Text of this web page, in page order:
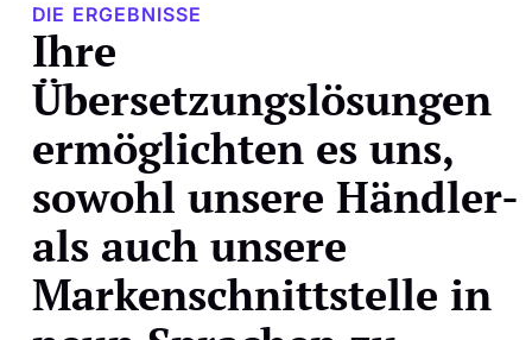
DIE ERGEBNISSE
Ihre
Übersetzungslösungen
ermöglichten es uns,
sowohl unsere Händler-
als auch unsere
Markenschnittstelle in